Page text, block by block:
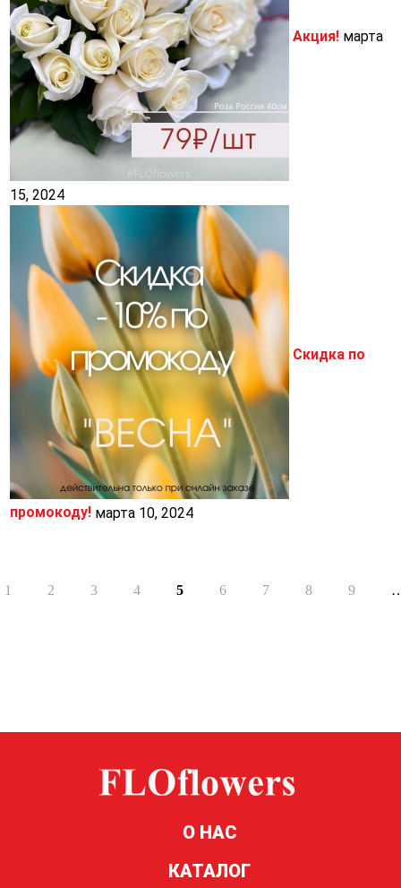
Акция! марта
15, 2024
Скидка по
промокоду! марта 10, 2024
1 2 3 4 5 6 7 8 9
О НАС
КАТАЛОГ